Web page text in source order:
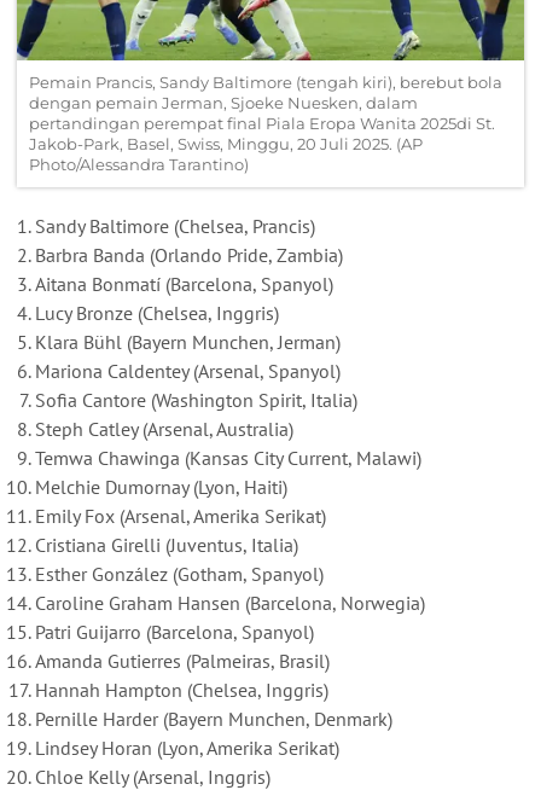
Pemain Prancis, Sandy Baltimore (tengah kiri), berebut bola
dengan pemain Jerman, Sjoeke Nuesken, dalam
pertandingan perempat final Piala Eropa Wanita 2025di St.
Jakob-Park, Basel, Swiss, Minggu, 20 Juli 2025. (AP
Photo/Alessandra Tarantino)
Sandy Baltimore (Chelsea, Prancis)
Barbra Banda (Orlando Pride, Zambia)
Aitana Bonmatí (Barcelona, Spanyol)
Lucy Bronze (Chelsea, Inggris)
Klara Bühl (Bayern Munchen, Jerman)
Mariona Caldentey (Arsenal, Spanyol)
Sofia Cantore (Washington Spirit, Italia)
Steph Catley (Arsenal, Australia)
Temwa Chawinga (Kansas City Current, Malawi)
Melchie Dumornay (Lyon, Haiti)
Emily Fox (Arsenal, Amerika Serikat)
Cristiana Girelli (Juventus, Italia)
Esther González (Gotham, Spanyol)
Caroline Graham Hansen (Barcelona, Norwegia)
Patri Guijarro (Barcelona, Spanyol)
Amanda Gutierres (Palmeiras, Brasil)
Hannah Hampton (Chelsea, Inggris)
Pernille Harder (Bayern Munchen, Denmark)
Lindsey Horan (Lyon, Amerika Serikat)
Chloe Kelly (Arsenal, Inggris)